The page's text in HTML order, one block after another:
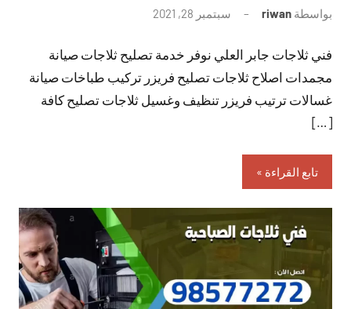
بواسطة riwan سبتمبر 28, 2021
تعليقات
فني ثلاجات جابر العلي نوفر خدمة تصليح ثلاجات صيانة
مجمدات اصلاح ثلاجات تصليح فريزر تركيب طباخات صيانة
غسالات ترتيب فريزر تنظيف وغسيل ثلاجات تصليح كافة
[…]
تابع القراءة